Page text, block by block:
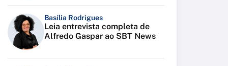
Basília Rodrigues
Leia entrevista completa de
Alfredo Gaspar ao SBT News